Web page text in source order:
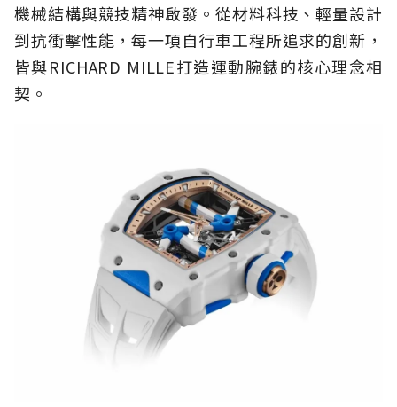
機械結構與競技精神啟發。從材料科技、輕量設計
到抗衝擊性能，每一項自行車工程所追求的創新，
皆與RICHARD MILLE打造運動腕錶的核心理念相
契。